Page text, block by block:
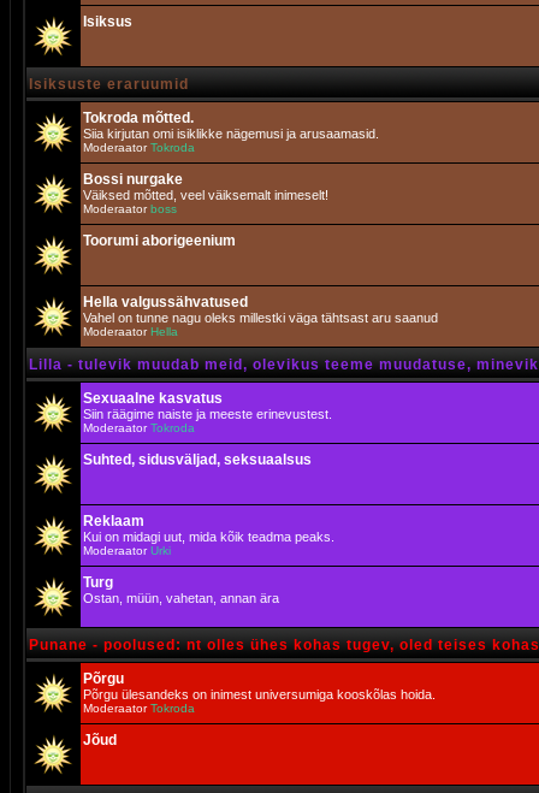
Isiksus
Isiksuste eraruumid
Tokroda mõtted.
Siia kirjutan omi isiklikke nägemusi ja arusaamasid.
ModeraatorTokroda
Bossi nurgake
Väiksed mõtted, veel väiksemalt inimeselt!
Moderaatorboss
Toorumi aborigeenium
Hella valgussähvatused
Vahel on tunne nagu oleks millestki väga tähtsast aru saanud
Moderaator Hella
Lilla - tulevik muudab meid, olevikus teeme muudatuse,
Sexuaalne kasvatus
Siin räägime naiste ja meeste erinevustest.
ModeraatorTokroda
Suhted, sidusväljad, seksuaalsus
Reklaam
Kui on midagi uut, mida kõik teadma peaks.
ModeraatorUrki
Turg
Ostan, müün, vahetan, annan ära
Punane - poolused: nt olles ühes kohas tugev, oled teises
Põrgu
Põrgu ülesandeks on inimest universumiga kooskõlas hoida.
ModeraatorTokroda
Jõud